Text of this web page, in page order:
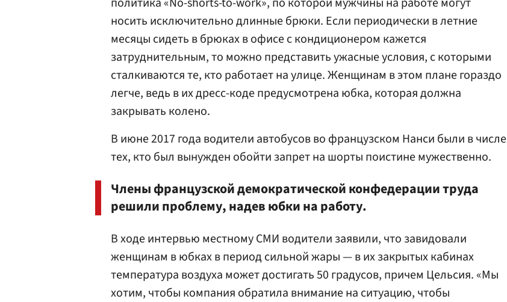
носить исключительно длинные брюки. Если периодически в летние
месяцы сидеть в брюках в офисе с кондиционером кажется
затруднительным, то можно представить ужасные условия, с которыми
сталкиваются те, кто работает на улице. Женщинам в этом плане гораздо
легче, ведь в их дресс-коде предусмотрена юбка, которая должна
закрывать колено.
В июне 2017 года водители автобусов во французском Нанси были в числе
тех, кто был вынужден обойти запрет на шорты поистине мужественно.
Члены французской демократической конфедерации труда
решили проблему, надев юбки на работу.
В ходе интервью местному СМИ водители заявили, что завидовали
женщинам в юбках в период сильной жары — в их закрытых кабинах
температура воздуха может достигать 50 градусов, причем Цельсия. «Мы
хотим, чтобы компания обратила внимание на ситуацию, чтобы